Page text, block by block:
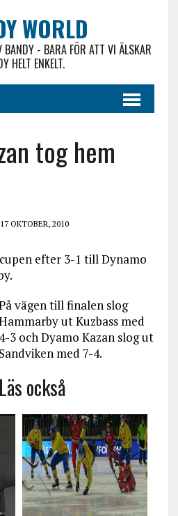
WORLD
BANDY - BARA FÖR ATT VI ÄLSKAR
HELT ENKELT.
tog hem
17 OKTOBER, 2010
efter 3-1 till Dynamo
vägen till finalen slog
ut Kuzbass med
4-3 och Dyamo Kazan slog ut
Sandviken med 7-4.
Läs också